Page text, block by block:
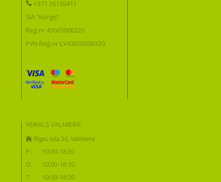
+371 26136411
SIA "Kongs"
Reģ.nr 43603006320
PVN Reģ.nr LV43603006320
VEIKALS VALMIERĀ:
Rīgas iela 30, Valmiera
P:
10:00-18:30
O:
10:00-18:30
T:
10:00-18:30